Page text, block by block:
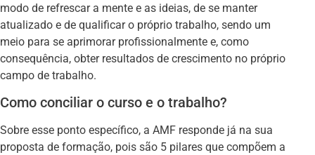
modo de refrescar a mente e as ideias, de se manter
atualizado e de qualificar o próprio trabalho, sendo um
meio para se aprimorar profissionalmente e, como
consequência, obter resultados de crescimento no próprio
campo de trabalho.
Como conciliar o curso e o trabalho?
Sobre esse ponto específico, a AMF responde já na sua
proposta de formação, pois são 5 pilares que compõem a